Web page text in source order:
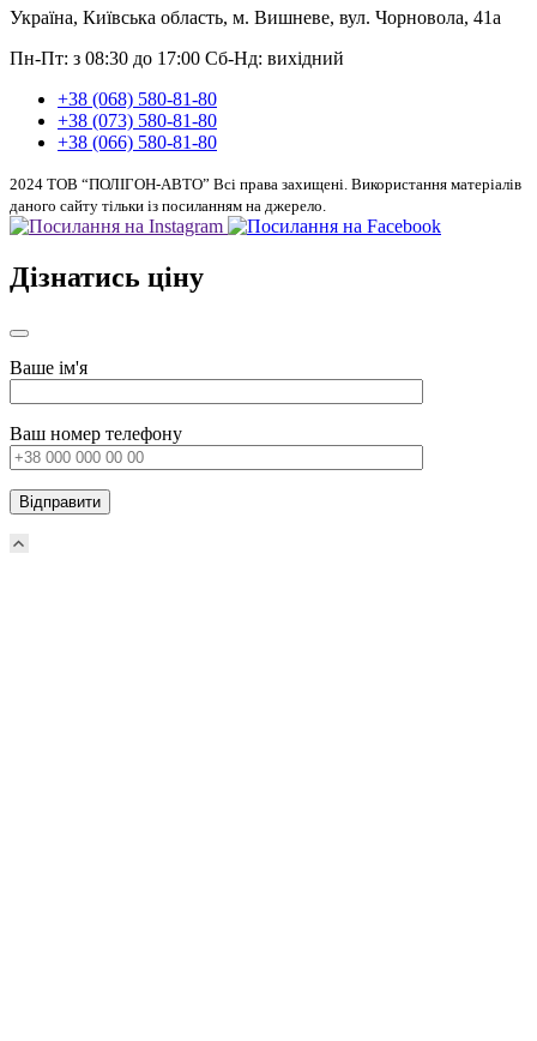
Україна, Київська область, м. Вишневе, вул. Чорновола, 41а
Пн-Пт: з 08:30 до 17:00 Сб-Нд: вихідний
+38 (068) 580-81-80
+38 (073) 580-81-80
+38 (066) 580-81-80
2024 ТОВ “ПОЛІГОН-АВТО” Всі права захищені. Використання матеріалів
даного сайту тільки із посиланням на джерело.
Дізнатись ціну
Ваше ім'я
Ваш номер телефону